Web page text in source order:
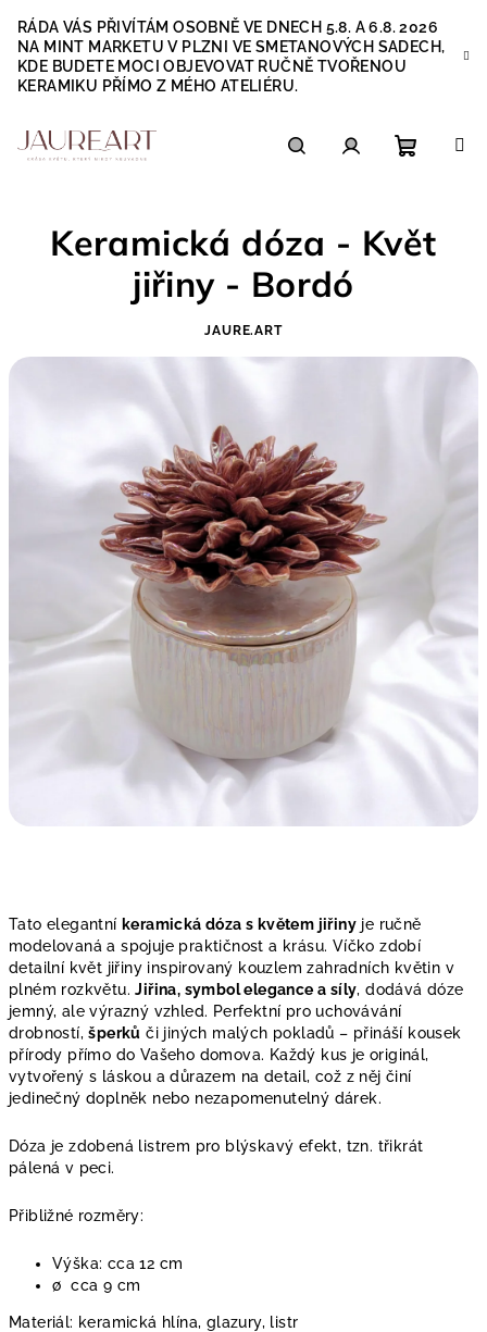
obsah
RÁDA VÁS PŘIVÍTÁM OSOBNĚ VE DNECH 5.8. A 6.8. 2026
NA MINT MARKETU V PLZNI VE SMETANOVÝCH SADECH,
KDE BUDETE MOCI OBJEVOVAT RUČNĚ TVOŘENOU
KERAMIKU PŘÍMO Z MÉHO ATELIÉRU.
košík
Tato elegantní keramická dóza s květem jiřiny je ručně
modelovaná a spojuje praktičnost a krásu. Víčko zdobí
detailní květ jiřiny inspirovaný kouzlem zahradních květin v
plném rozkvětu.Jiřina, symbol elegance a síly, dodává dóze
jemný, ale výrazný vzhled. Perfektní pro uchovávání
drobností,šperků či jiných malých pokladů – přináší kousek
přírody přímo do Vašeho domova. Každý kus je originál,
vytvořený s láskou a důrazem na detail, což z něj činí
jedinečný doplněk nebo nezapomenutelný dárek.
Dóza je zdobená listrem pro blýskavý efekt, tzn. třikrát
pálená v peci.
Přibližné rozměry:
Výška: cca 12 cm
∅ cca 9 cm
Materiál: keramická hlína, glazury, listr
Keramická dóza - Květ
jiřiny - Bordó
JAURE.ART